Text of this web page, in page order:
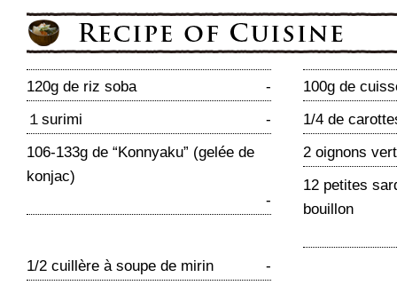
120g de riz soba -
100g de
１surimi
-
1/4 de
106-133g de “Konnyaku” (gelée de
konjac)
-
2 oignons
12 petites
bouillon
1/2 cuillère à soupe de mirin -